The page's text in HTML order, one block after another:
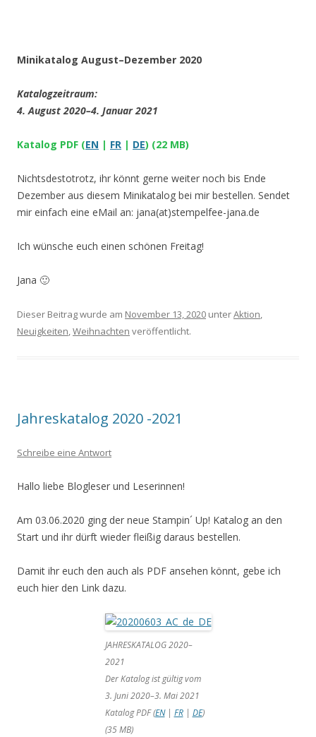
Minikatalog August–Dezember 2020
Katalogzeitraum:
4. August 2020–4. Januar 2021
Katalog PDF (EN | FR | DE) (22 MB)
Nichtsdestotrotz, ihr könnt gerne weiter noch bis Ende
Dezember aus diesem Minikatalog bei mir bestellen. Sendet
mir einfach eine eMail an: jana(at)stempelfee-jana.de
Ich wünsche euch einen schönen Freitag!
Jana 🙂
Dieser Beitrag wurde am November 13, 2020 unterAktion,
Neuigkeiten,Weihnachten veröffentlicht.
Jahreskatalog 2020 -2021
Schreibe eine Antwort
Hallo liebe Blogleser und Leserinnen!
Am 03.06.2020 ging der neue Stampin´ Up! Katalog an den
Start und ihr dürft wieder fleißig daraus bestellen.
Damit ihr euch den auch als PDF ansehen könnt, gebe ich
euch hier den Link dazu.
JAHRESKATALOG 2020–
2021
Der Katalog ist gültig vom
3. Juni 2020–3. Mai 2021
Katalog PDF (EN| FR| DE)
(35 MB)